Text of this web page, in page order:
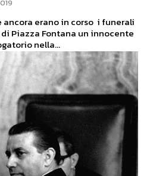
erano in corso i funerali
Piazza Fontana un innocente
nella...